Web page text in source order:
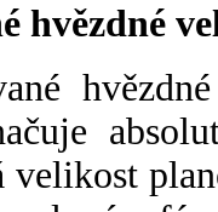
hvězdné
velikost